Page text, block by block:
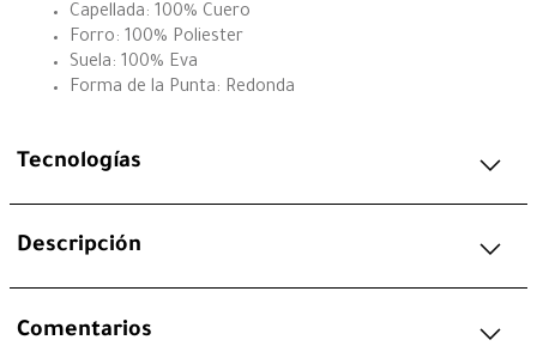
Capellada: 100% Cuero
Forro: 100% Poliester
Suela: 100% Eva
Forma de la Punta: Redonda
Tecnologías
Descripción
Comentarios